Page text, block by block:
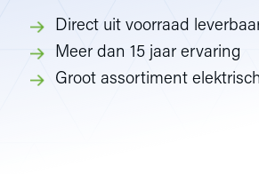
Direct uit voorraad
Meer dan 15 jaar ervaring
Groot assortiment